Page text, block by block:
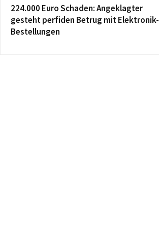
224.000 Euro Schaden: Angeklagter
gesteht perfiden Betrug mit Elektronik-
Bestellungen